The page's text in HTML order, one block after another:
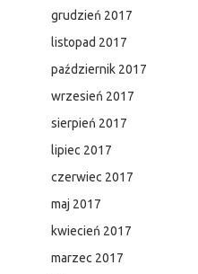
grudzień 2017
listopad 2017
październik 2017
wrzesień 2017
sierpień 2017
lipiec 2017
czerwiec 2017
maj 2017
kwiecień 2017
marzec 2017